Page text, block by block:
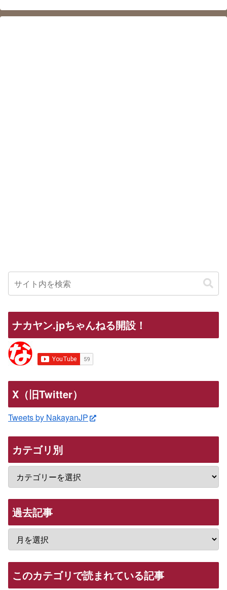
ナカヤン.jpちゃんねる開設！
X（旧Twitter）
Tweets by NakayanJP
カテゴリ別
過去記事
このカテゴリで読まれている記事